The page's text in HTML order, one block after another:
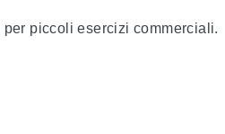
piccoli esercizi commerciali.